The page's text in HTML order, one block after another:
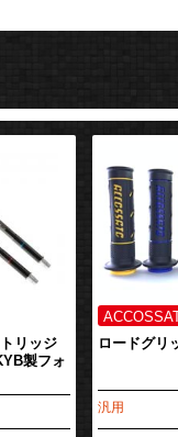
リッジ
製フォ
ロードグリ
汎用